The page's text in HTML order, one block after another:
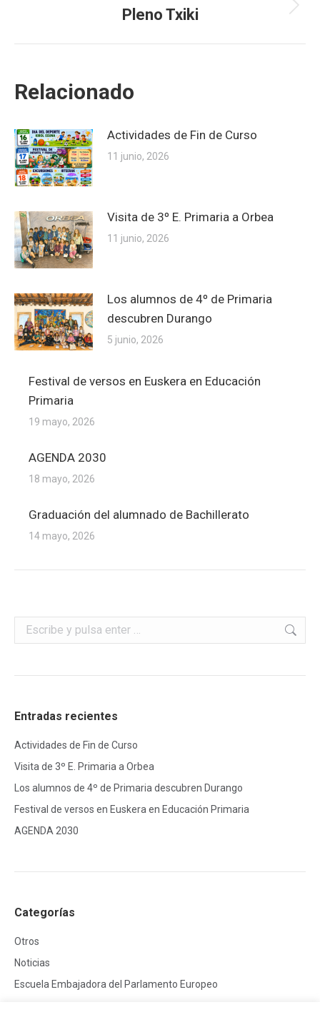
Publicación
Pleno Txiki
Relacionado
Actividades de Fin de Curso
11 junio, 2026
Visita de 3º E. Primaria a Orbea
11 junio, 2026
Los alumnos de 4º de Primaria
descubren Durango
5 junio, 2026
Festival de versos en Euskera en Educación
Primaria
19 mayo, 2026
AGENDA 2030
18 mayo, 2026
Graduación del alumnado de Bachillerato
14 mayo, 2026
Buscar:
Entradas recientes
Actividades de Fin de Curso
Visita de 3º E. Primaria a Orbea
Los alumnos de 4º de Primaria descubren Durango
Festival de versos en Euskera en Educación Primaria
AGENDA 2030
Categorías
Otros
Noticias
Escuela Embajadora del Parlamento Europeo